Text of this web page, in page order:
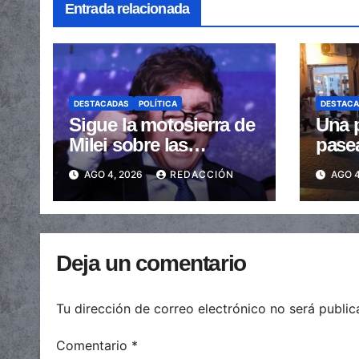
Entrada relacionada
DESTACADAS POLÍTICA
Sigue la motosierra de
Milei sobre las
provincias: nueva
caída de las
transferencias no
automáticas
AGO 4, 2026 REDACCIÓN
Una
AGO
Deja un comentario
Tu dirección de correo electrónico no será
Comentario *